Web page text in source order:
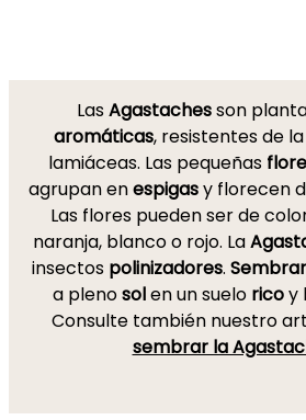
LasAgastachesson
aromáticas, resistentes de
lamiáceas. Las pequeñas
agrupan enespigasy florecen
Las flores pueden ser de
naranja, blanco o rojo. La
insectos polinizadores. Sembrar
a plenosolen un suelo ricoy
Consulte también nuestro
sembrar la